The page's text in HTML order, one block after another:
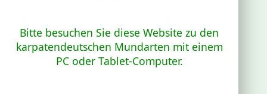
Bitte besuchen Sie diese Website zu den
karpatendeutschen Mundarten mit einem
PC oder Tablet-Computer.